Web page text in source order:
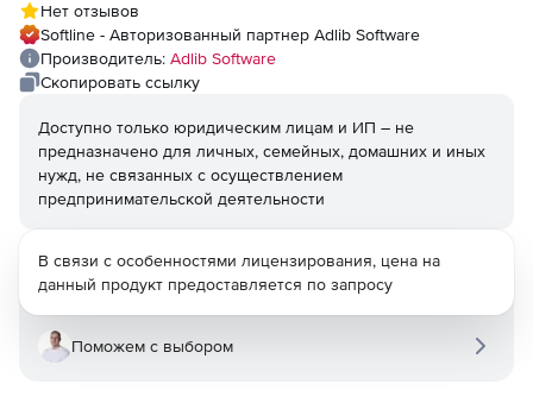
Нет отзывов
Softline - Авторизованный партнер Adlib Software
Производитель: Adlib Software
Скопировать ссылку
Доступно только юридическим лицам и ИП – не
предназначено для личных, семейных, домашних и иных
нужд, не связанных с осуществлением
предпринимательской деятельности
В связи с особенностями лицензирования, цена на
данный продукт предоставляется по запросу
Поможем с выбором